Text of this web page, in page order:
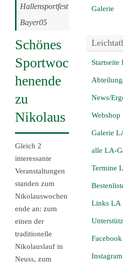
Hallensportfest
Bayer05
Schönes
Sportwoc
henende
zu
Nikolaus
Gleich 2
interessante
Veranstaltungen
standen zum
Nikolauswochen
ende an: zum
einen der
traditionelle
Nikolauslauf in
Neuss, zum
Galerie
News/
Webshop
Galerie
alle LA-
Termine
Links LA